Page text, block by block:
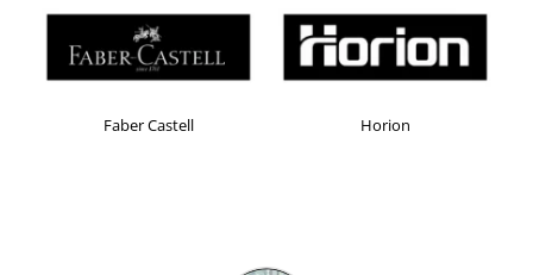
Faber Castell Horion